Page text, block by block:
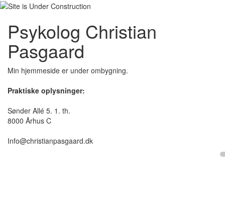
Psykolog Christian
Pasgaard
Min hjemmeside er under ombygning.
Praktiske oplysninger:
Sønder Allé 5. 1. th.
8000 Århus C
Info@christianpasgaard.dk